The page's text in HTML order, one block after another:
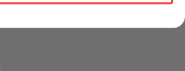
"ON N'EST PAS DES PARENTS